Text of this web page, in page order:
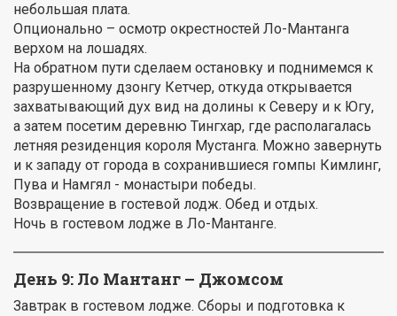
небольшая плата.
Опционально – осмотр окрестностей Ло-Мантанга
верхом на лошадях.
На обратном пути сделаем остановку и поднимемся к
разрушенному дзонгу Кетчер, откуда открывается
захватывающий дух вид на долины к Северу и к Югу,
а затем посетим деревню Тингхар, где располагалась
летняя резиденция короля Мустанга. Можно завернуть
и к западу от города в сохранившиеся гомпы Кимлинг,
Пува и Намгял - монастыри победы.
Возвращение в гостевой лодж. Обед и отдых.
Ночь в гостевом лодже в Ло-Мантанге.
День 9: Ло Мантанг – Джомсом
Завтрак в гостевом лодже. Сборы и подготовка к